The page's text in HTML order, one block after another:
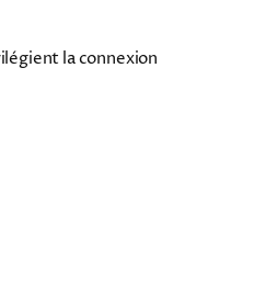
la connexion